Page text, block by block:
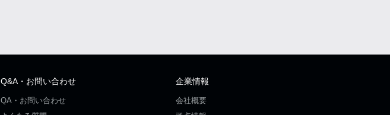
Q&A・お問い合わせ
QA・お問い合わせ
企業情報
会社概要